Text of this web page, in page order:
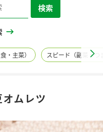
検索
・主菜） スピード（副菜・つ
ムレツ